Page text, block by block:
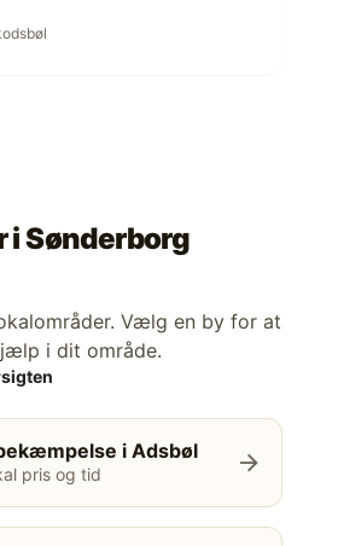
iSønderborg
Vælg en by for at
i dit område.
i Adsbøl
pris og tid arrow_forward